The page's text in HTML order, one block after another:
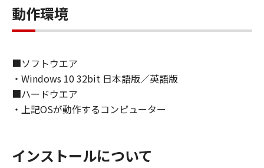
同意されない場合は、「許諾ソフトウェア」を
使用することはできません。
条項が適用されない第三者のライブラリ、ソフ
トウェア、モジュール等（以下「第三者ソフト
ウェア」といいます。）が含まれる場合があり
ます。かかる「第三者ソフトウェア」の使用条
フトウェア」内に記載されていますのでご確認
ください。
動作環境
■ソフトウエア
・Windows 10 32bit 日本語版／英語版
■ハードウエア
・上記OSが動作するコンピューター
インストールについて